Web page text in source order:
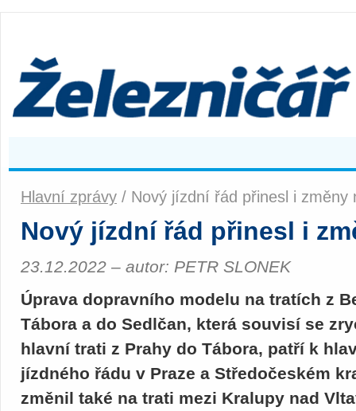
Hlavní zprávy / Nový jízdní řád přinesl i změny
Nový jízdní řád přinesl i
23.12.2022 – autor: PETR SLONEK
Úprava dopravního modelu na tratích z
Tábora a do Sedlčan, která souvisí se
hlavní trati z Prahy do Tábora, patří k
jízdného řádu v Praze a Středočeském
změnil také na trati mezi Kralupy nad